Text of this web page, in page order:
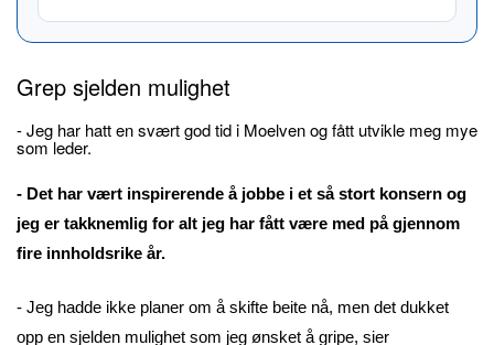
Grep sjelden mulighet
- Jeg har hatt en svært god tid i Moelven og fått utvikle meg mye
som leder.
- Det har vært inspirerende å jobbe i et så stort konsern og
jeg er takknemlig for alt jeg har fått være med på gjennom
fire innholdsrike år.
- Jeg hadde ikke planer om å skifte beite nå, men det dukket
opp en sjelden mulighet som jeg ønsket å gripe, sier